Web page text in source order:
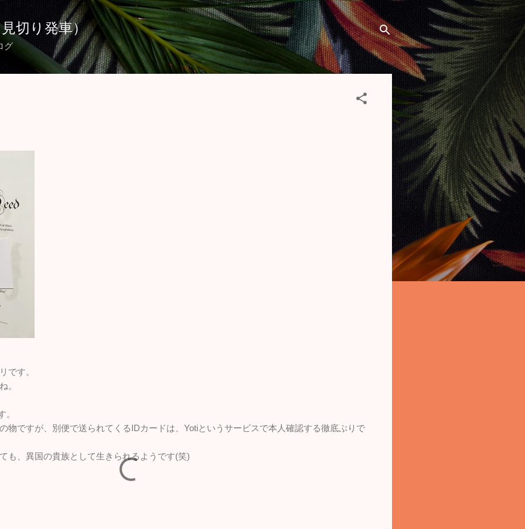
スキップしてメイン コンテンツに移動
切り発車）
グ
です。
。
。
物ですが、別便で送られてくるIDカードは、Yotiというサービスで本人確認する徹底ぶりで
も、異国の貴族として生きられるようです(笑)